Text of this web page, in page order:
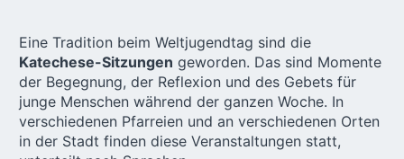
Eine Tradition beim Weltjugendtag sind die
Katechese-Sitzungen geworden. Das sind Momente
der Begegnung, der Reflexion und des Gebets für
junge Menschen während der ganzen Woche. In
verschiedenen Pfarreien und an verschiedenen Orten
in der Stadt finden diese Veranstaltungen statt,